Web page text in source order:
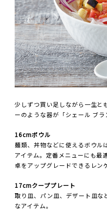
少しずつ買い足しながら一生と
ーのような器が「シェール ブラ
16cmボウル
麺類、丼物などに使えるボウル
アイテム。定番メニューにも
卓をアップグレードできるレン
17cmクーププレート
取り皿、パン皿、デザート皿な
なアイテム。